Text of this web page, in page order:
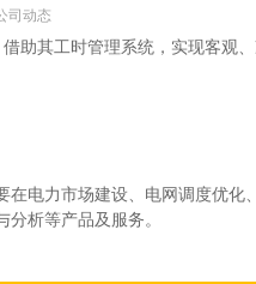
司动态
其工时管理系统，实现客观
电力市场建设、电网调度优
析等产品及服务。